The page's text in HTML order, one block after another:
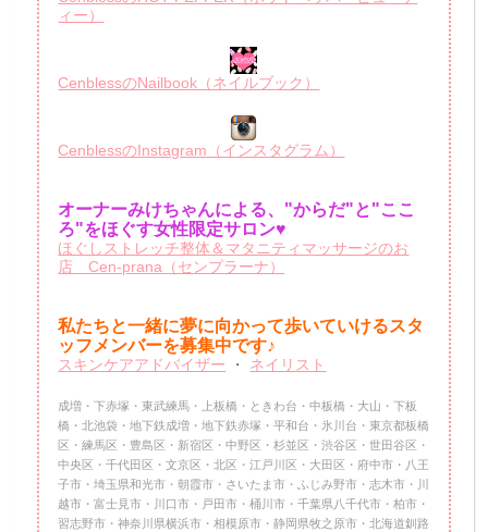
ィー）
CenblessのNailbook（ネイルブック）
CenblessのInstagram（インスタグラム）
オーナーみけちゃんによる、"からだ"と"ここ
ろ"をほぐす女性限定サロン♥
ほぐしストレッチ整体＆マタニティマッサージのお
店 Cen-prana（センプラーナ）
私たちと一緒に夢に向かって歩いていけるスタ
ッフメンバーを募集中です♪
スキンケアアドバイザー ・ ネイリスト
成増・下赤塚・東武練馬・上板橋・ときわ台・中板橋・大山・下板
橋・北池袋・地下鉄成増・地下鉄赤塚・平和台・氷川台・東京都板橋
区・練馬区・豊島区・新宿区・中野区・杉並区・渋谷区・世田谷区・
中央区・千代田区・文京区・北区・江戸川区・大田区・府中市・八王
子市・埼玉県和光市・朝霞市・さいたま市・ふじみ野市・志木市・川
越市・富士見市・川口市・戸田市・桶川市・千葉県八千代市・柏市・
習志野市・神奈川県横浜市・相模原市・静岡県牧之原市・北海道釧路